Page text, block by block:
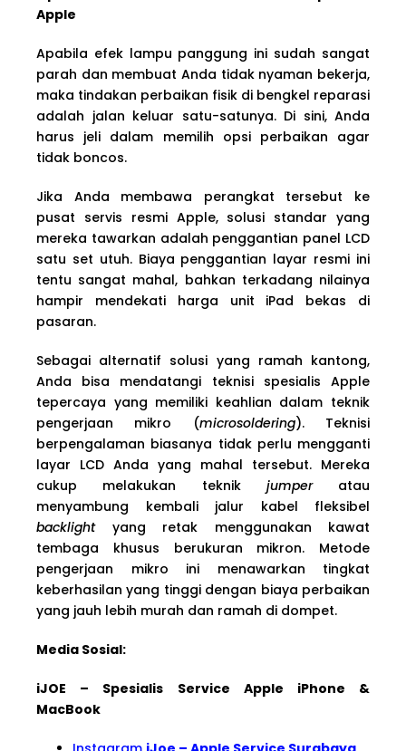
Apple
Apabila efek lampu panggung ini sudah sangat
parah dan membuat Anda tidak nyaman bekerja,
maka tindakan perbaikan fisik di bengkel reparasi
adalah jalan keluar satu-satunya. Di sini, Anda
harus jeli dalam memilih opsi perbaikan agar
tidak boncos.
Jika Anda membawa perangkat tersebut ke
pusat servis resmi Apple, solusi standar yang
mereka tawarkan adalah penggantian panel LCD
satu set utuh. Biaya penggantian layar resmi ini
tentu sangat mahal, bahkan terkadang nilainya
hampir mendekati harga unit iPad bekas di
pasaran.
Sebagai alternatif solusi yang ramah kantong,
Anda bisa mendatangi teknisi spesialis Apple
tepercaya yang memiliki keahlian dalam teknik
pengerjaan mikro (microsoldering). Teknisi
berpengalaman biasanya tidak perlu mengganti
layar LCD Anda yang mahal tersebut. Mereka
cukup melakukan teknik jumperatau
menyambung kembali jalur kabel fleksibel
backlightyang retak menggunakan kawat
tembaga khusus berukuran mikron. Metode
pengerjaan mikro ini menawarkan tingkat
keberhasilan yang tinggi dengan biaya perbaikan
yang jauh lebih murah dan ramah di dompet.
Media Sosial:
iJOE – Spesialis Service Apple iPhone &
MacBook